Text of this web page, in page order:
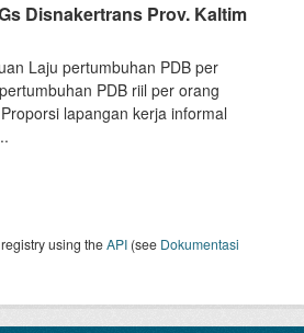
Disnakertrans Prov. Kaltim
Laju pertumbuhan PDB per
PDB riil per orang
lapangan kerja informal
using theAPI (see Dokumentasi